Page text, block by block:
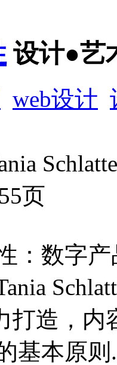
设计●艺
web设计
页
：数字
打造，
基本原